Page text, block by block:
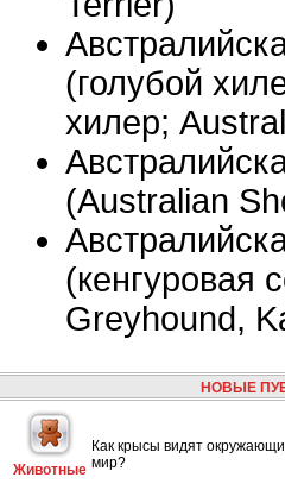
(голубой
хилер;
(Australian
(кенгуровая
Greyhound,
НОВЫЕ
Животные
Как крысы видят
мир?